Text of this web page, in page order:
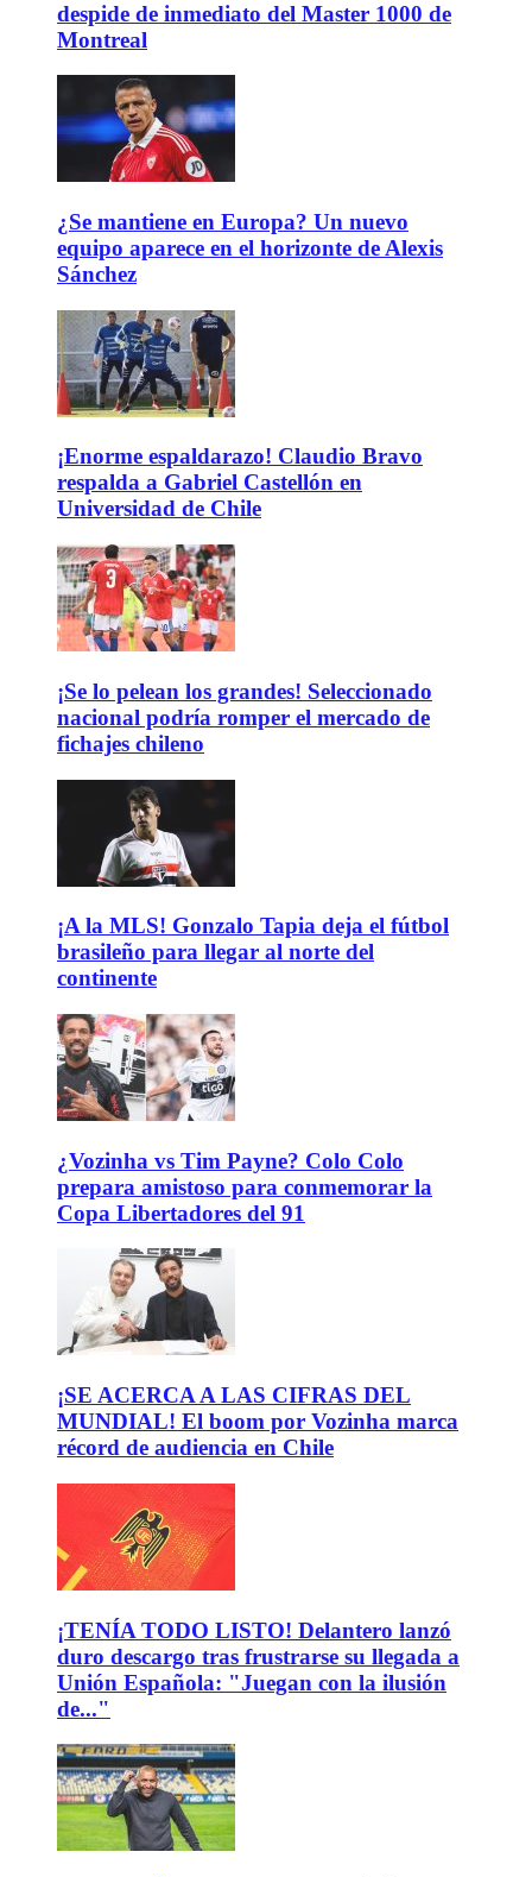
despide de inmediato del Master 1000 de
Montreal
¿Se mantiene en Europa? Un nuevo
equipo aparece en el horizonte de Alexis
Sánchez
¡Enorme espaldarazo! Claudio Bravo
respalda a Gabriel Castellón en
Universidad de Chile
¡Se lo pelean los grandes! Seleccionado
nacional podría romper el mercado de
fichajes chileno
¡A la MLS! Gonzalo Tapia deja el fútbol
brasileño para llegar al norte del
continente
¿Vozinha vs Tim Payne? Colo Colo
prepara amistoso para conmemorar la
Copa Libertadores del 91
¡SE ACERCA A LAS CIFRAS DEL
MUNDIAL! El boom por Vozinha marca
récord de audiencia en Chile
¡TENÍA TODO LISTO! Delantero lanzó
duro descargo tras frustrarse su llegada a
Unión Española: "Juegan con la ilusión
de..."